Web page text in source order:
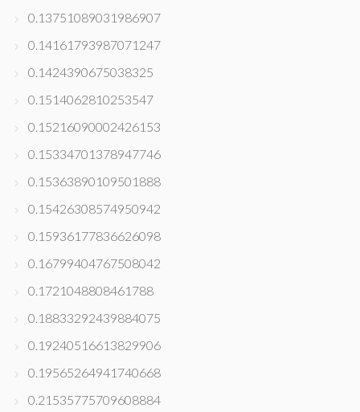
0.13751089031986907
0.14161793987071247
0.1424390675038325
0.1514062810253547
0.15216090002426153
0.15334701378947746
0.15363890109501888
0.15426308574950942
0.15936177836626098
0.16799404767508042
0.1721048808461788
0.18833292439884075
0.19240516613829906
0.19565264941740668
0.21535775709608884